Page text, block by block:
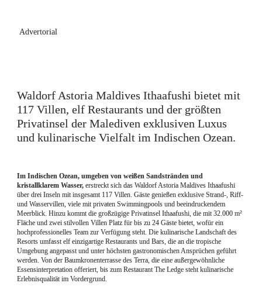
Advertorial
Waldorf Astoria Maldives Ithaafushi bietet mit
117 Villen, elf Restaurants und der größten
Privatinsel der Malediven exklusiven Luxus
und kulinarische Vielfalt im Indischen Ozean.
Im Indischen Ozean, umgeben von weißen Sandstränden und
kristallklarem Wasser, erstreckt sich das Waldorf Astoria Maldives Ithaafushi
über drei Inseln mit insgesamt 117 Villen. Gäste genießen exklusive Strand-, Riff-
und Wasservillen, viele mit privaten Swimmingpools und beeindruckendem
Meerblick. Hinzu kommt die großzügige Privatinsel Ithaafushi, die mit 32.000 m²
Fläche und zwei stilvollen Villen Platz für bis zu 24 Gäste bietet, wofür ein
hochprofessionelles Team zur Verfügung steht. Die kulinarische Landschaft des
Resorts umfasst elf einzigartige Restaurants und Bars, die an die tropische
Umgebung angepasst und unter höchsten gastronomischen Ansprüchen geführt
werden. Von der Baumkronenterrasse des Terra, die eine außergewöhnliche
Essensinterpretation offeriert, bis zum Restaurant The Ledge steht kulinarische
Erlebnisqualität im Vordergrund.